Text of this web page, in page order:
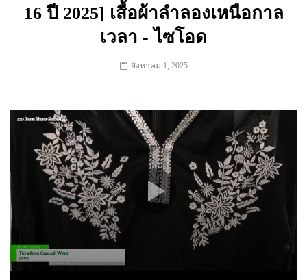
16 ปี 2025] เสื้อผ้าลำลองเหนือกาล
เวลา - ไซโอด
สิงหาคม 1, 2025